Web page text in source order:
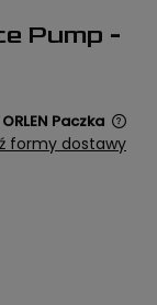
Pump -
Paczka
płatności
formy dostawy